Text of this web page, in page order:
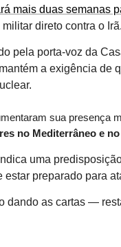
mais duas semanas
direto contra o Irã.
pela porta-voz da
a exigência de
sua presença
no Mediterrâneo e
uma
estar preparado para
dando as cartas —